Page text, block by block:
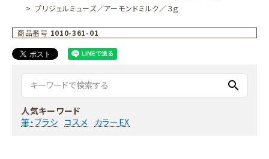
プリジェルミューズ／アーモンドミルク／３ｇ
商品番号 1010-361-01
search
人気キーワード
筆・ブラシ コスメ カラーEX